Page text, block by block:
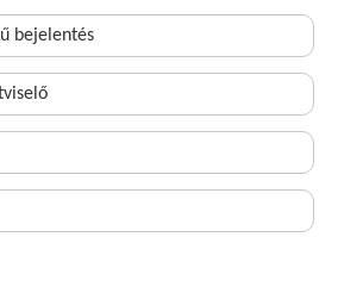
bejelentés